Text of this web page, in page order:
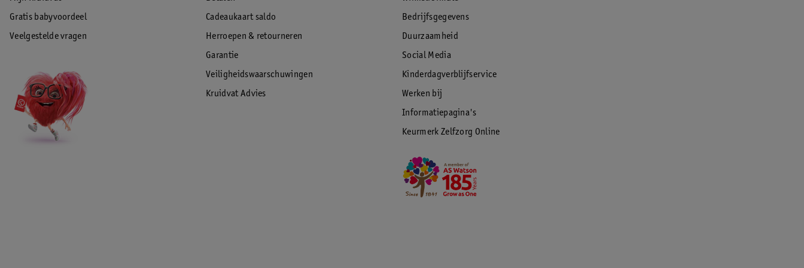
Gratis babyvoordeel
Veelgestelde vragen
Cadeaukaart saldo
Herroepen & retourneren
Garantie
Veiligheidswaarschuwingen
Kruidvat Advies
Bedrijfsgegevens
Duurzaamheid
Social Media
Kinderdagverblijfservice
Werken bij
Informatiepagina's
Keurmerk Zelfzorg Online